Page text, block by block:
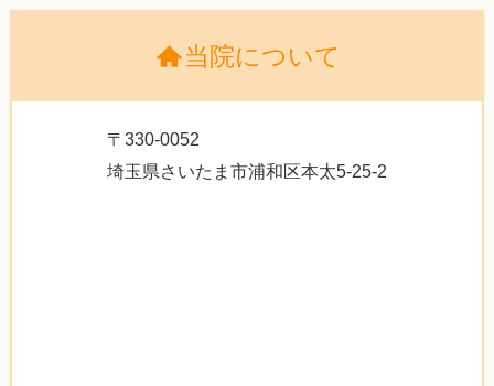
当院について
〒330-0052
埼玉県さいたま市浦和区本太5-25-2